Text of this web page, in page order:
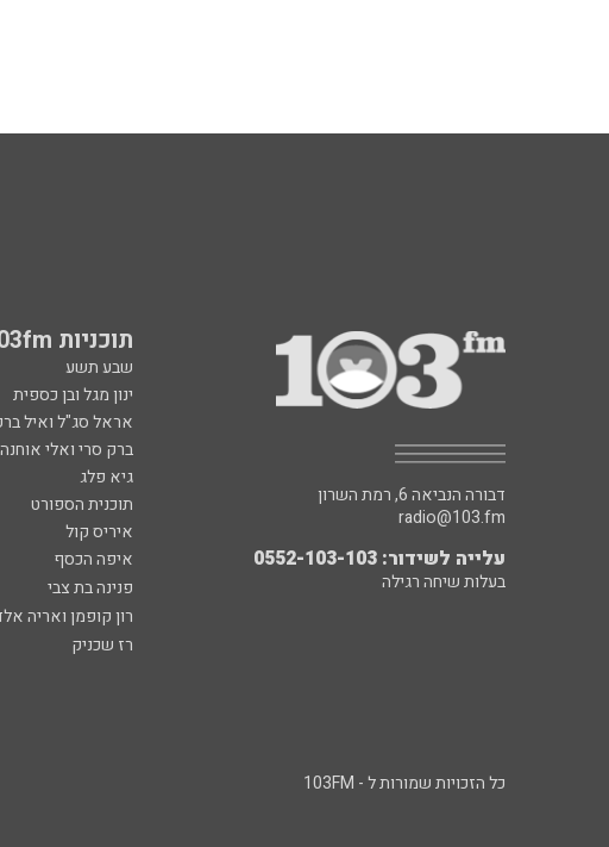
תוכניות 103fm
שבע תשע
ינון מגל ובן כספית
אראל סג"ל ואיל
ברק סרי ואלי אוחנה
גיא פלג
תוכנית הספורט
איריס קול
איפה הכסף
פנינה בת צבי
רון קופמן ואריה
רז שכניק
דבורה הנביאה 6, רמת השרון
radio@103.fm
עלייה לשידור: 0552-103-103
בעלות שיחה רגילה
כל הזכויות שמורות ל - 103FM